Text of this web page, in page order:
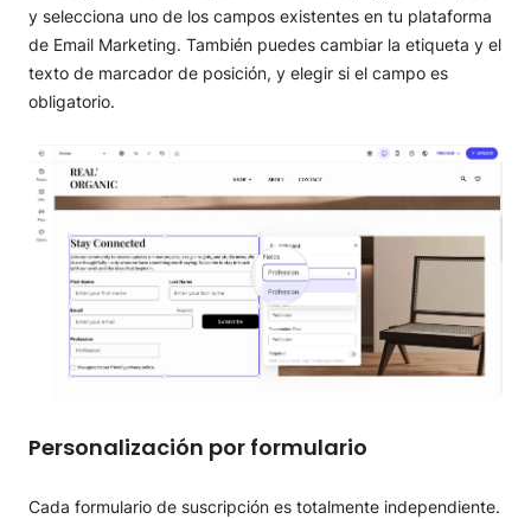
y selecciona uno de los campos existentes en tu plataforma
de Email Marketing. También puedes cambiar la etiqueta y el
texto de marcador de posición, y elegir si el campo es
obligatorio.
Personalización por formulario
Cada formulario de suscripción es totalmente independiente.